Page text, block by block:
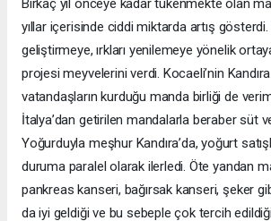
Birkaç yıl önceye kadar tükenmekte olan
yıllar içerisinde ciddi miktarda artış gösterdi.
geliştirmeye, ırkları yenilemeye yönelik
projesi meyvelerini verdi. Kocaeli’nin
vatandaşların kurduğu manda birliği de
İtalya’dan getirilen mandalarla beraber süt
Yoğurduyla meşhur Kandıra’da, yoğurt
duruma paralel olarak ilerledi. Öte yandan
pankreas kanseri, bağırsak kanseri, şeker
da iyi geldiği ve bu sebeple çok tercih